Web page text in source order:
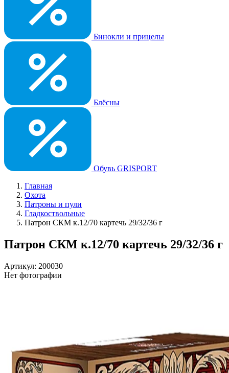
Бинокли и прицелы
Блёсны
Обувь GRISPORT
Главная
Охота
Патроны и пули
Гладкоствольные
Патрон СКМ к.12/70 картечь 29/32/36 г
Патрон СКМ к.12/70 картечь 29/32/36 г
Артикул: 200030
Нет фотографии